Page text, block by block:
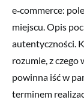
e‑commerce:
miejscu. Opis
autentyczności.
rozumie, z
powinna iść w
terminem